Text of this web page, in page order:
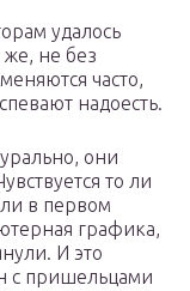
удалось
не без
часто,
надоесть.
они
то ли
в первом
графика,
И это
с пришельцами